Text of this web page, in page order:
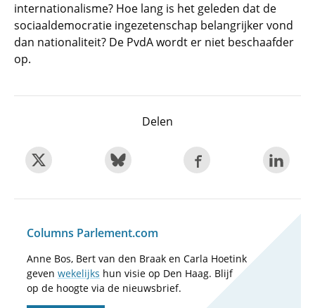
internationalisme? Hoe lang is het geleden dat de
sociaaldemocratie ingezetenschap belangrijker vond
dan nationaliteit? De PvdA wordt er niet beschaafder
op.
Delen
Columns Parlement.com
Anne Bos, Bert van den Braak en Carla Hoetink
geven wekelijks hun visie op Den Haag. Blijf
op de hoogte via de nieuwsbrief.